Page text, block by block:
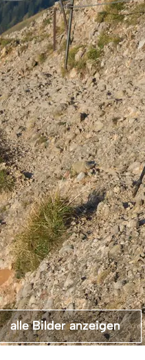
alle Bilder anzeigen
alle Bilder anzeigen
alle Bilder anzeigen